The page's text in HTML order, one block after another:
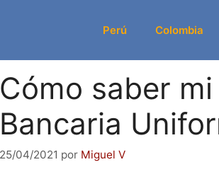
Perú Colombia
Cómo saber
Bancaria
25/04/2021 por Miguel V